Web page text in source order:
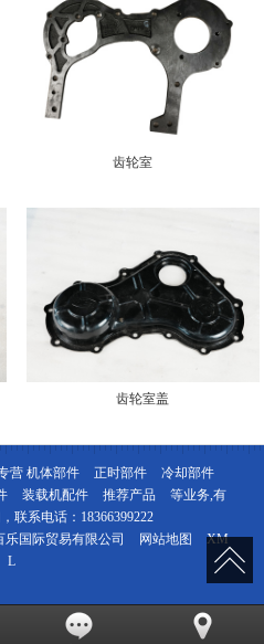
齿轮室
齿轮室盖
营 机体部件 正时部件
冷却部件
装载机配件 推荐产品
等业务,有
联系电话： 18366399222
乐国际贸易有限公司 网站地图
XM
L